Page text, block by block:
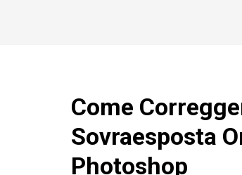
Come
Sovraesposta
Photoshop